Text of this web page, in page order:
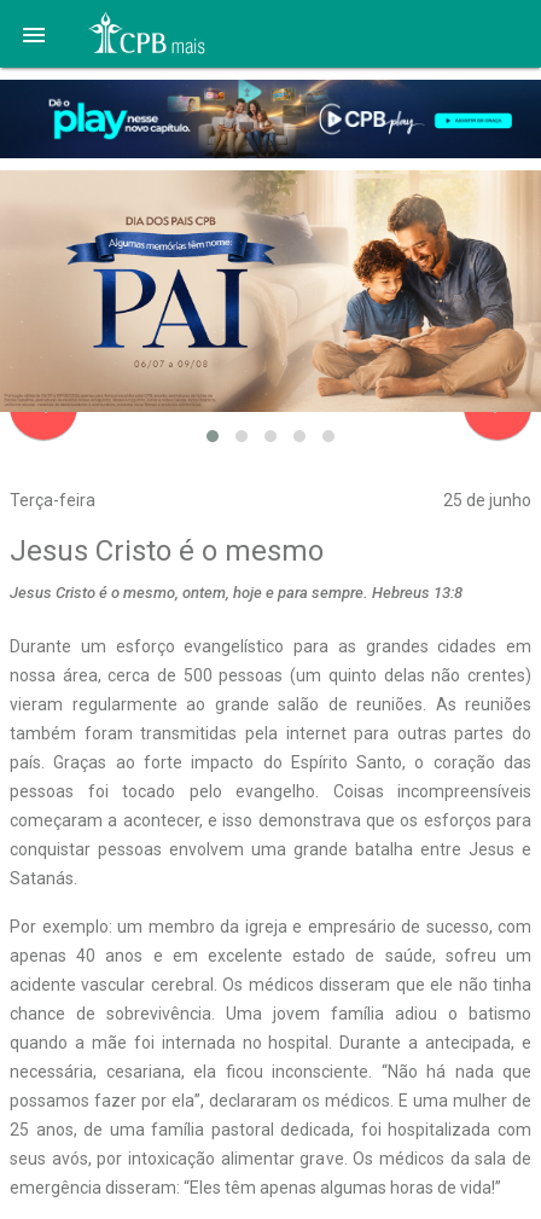

Terça-feira 25 de junho
navigate_before
Jesus Cristo é o mesmo
Jesus Cristo é o mesmo, ontem, hoje e para sempre. Hebreus 13:8
Durante um esforço evangelístico para as grandes cidades em
nossa área, cerca de 500 pessoas (um quinto delas não crentes)
vieram regularmente ao grande salão de reuniões. As reuniões
também foram transmitidas pela internet para outras partes do
país. Graças ao forte impacto do Espírito Santo, o coração das
pessoas foi tocado pelo evangelho. Coisas incompreensíveis
começaram a acontecer, e isso demonstrava que os esforços para
conquistar pessoas envolvem uma grande batalha entre Jesus e
Satanás.
Por exemplo: um membro da igreja e empresário de sucesso, com
apenas 40 anos e em excelente estado de saúde, sofreu um
acidente vascular cerebral. Os médicos disseram que ele não tinha
chance de sobrevivência. Uma jovem família adiou o batismo
quando a mãe foi internada no hospital. Durante a antecipada, e
necessária, cesariana, ela ficou inconsciente. “Não há nada que
possamos fazer por ela”, declararam os médicos. E uma mulher de
25 anos, de uma família pastoral dedicada, foi hospitalizada com
seus avós, por intoxicação alimentar grave. Os médicos da sala de
emergência disseram: “Eles têm apenas algumas horas de vida!”
navigate_next